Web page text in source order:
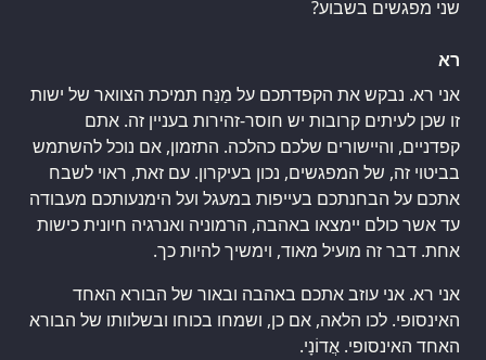
שני מפגשים בשבוע?
רא
אני רא. נבקש את הקפדתכם על מַנַּח תמיכת הצוואר של ישות
זו שכן לעיתים קרובות יש חוסר-זהירות בעניין זה. אתם
קפדניים, והיישורים שלכם כהלכה. התזמון, אם נוכל להשתמש
בביטוי זה, של המפגשים, נכון בעיקרון. עם זאת, ראוי לשבח
אתכם על הבחנתכם בעייפות במעגל ועל הימנעותכם מעבודה
עד אשר כולם יימצאו באהבה, הרמוניה ואנרגיה חיונית כישות
אחת. דבר זה מועיל מאוד, וימשיך להיות כך.
אני רא. אני עוזב אתכם באהבה ובאור של הבורא האחד
האינסופי. לכו הלאה, אם כן, ושמחו בכוחו ובשלוותו של הבורא
האחד האינסופי. אֲדוֹנָי.